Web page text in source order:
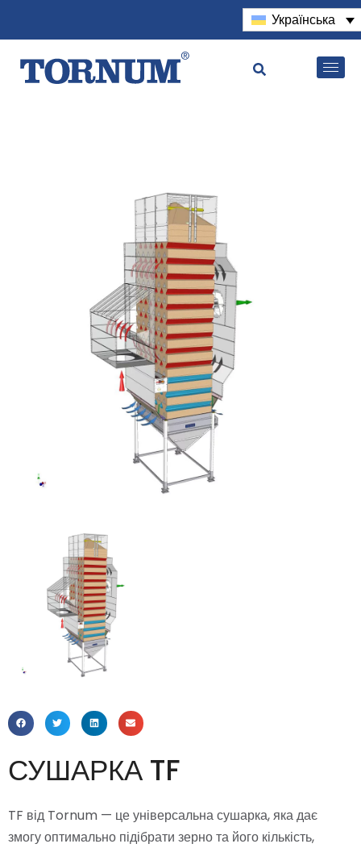
Українська
СУШАРКА TF
TF від Tornum — це універсальна сушарка, яка дає
змогу оптимально підібрати зерно та його кількість,